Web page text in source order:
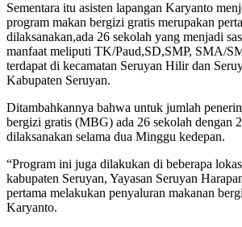
Sementara itu asisten lapangan Karyanto
program makan bergizi gratis merupakan
dilaksanakan,ada 26 sekolah yang menjadi
manfaat meliputi TK/Paud,SD,SMP, SMA/
terdapat di kecamatan Seruyan Hilir dan
Kabupaten Seruyan.
Ditambahkannya bahwa untuk jumlah
bergizi gratis (MBG) ada 26 sekolah dengan
dilaksanakan selama dua Minggu kedepan.
“Program ini juga dilakukan di beberapa
kabupaten Seruyan, Yayasan Seruyan
pertama melakukan penyaluran makanan
Karyanto.